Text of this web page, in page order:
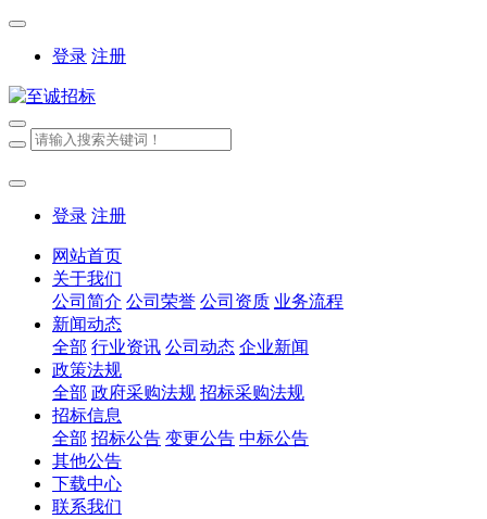
登录 注册
登录 注册
网站首页
关于我们
公司简介 公司荣誉 公司资质 业务流程
新闻动态
全部 行业资讯 公司动态 企业新闻
政策法规
全部 政府采购法规 招标采购法规
招标信息
全部 招标公告 变更公告 中标公告
其他公告
下载中心
联系我们